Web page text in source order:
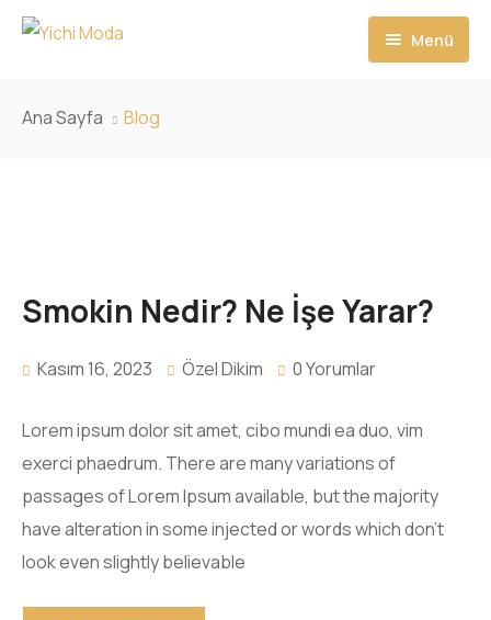
Menü
Hakkımızda
İletişim
Ana Sayfa Blog
Smokin Nedir? Ne İşe Yarar?
Kasım 16, 2023 Özel Dikim 0 Yorumlar
Lorem ipsum dolor sit amet, cibo mundi ea duo, vim
exerci phaedrum. There are many variations of
passages of Lorem Ipsum available, but the majority
have alteration in some injected or words which don’t
look even slightly believable